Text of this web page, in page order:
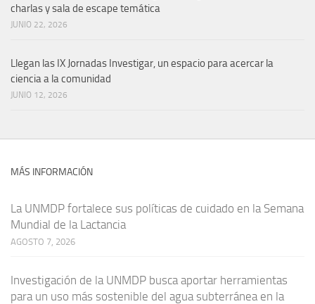
charlas y sala de escape temática
JUNIO 22, 2026
Llegan las IX Jornadas Investigar, un espacio para acercar la
ciencia a la comunidad
JUNIO 12, 2026
MÁS INFORMACIÓN
La UNMDP fortalece sus políticas de cuidado en la Semana
Mundial de la Lactancia
AGOSTO 7, 2026
Investigación de la UNMDP busca aportar herramientas
para un uso más sostenible del agua subterránea en la